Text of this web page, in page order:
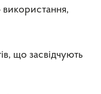
використання,
що засвідчують